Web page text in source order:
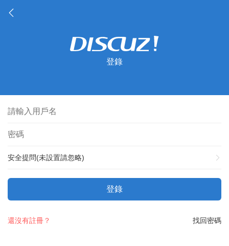
登錄
安全提問(未設置請忽略)
登錄
找回密碼
還沒有註冊？